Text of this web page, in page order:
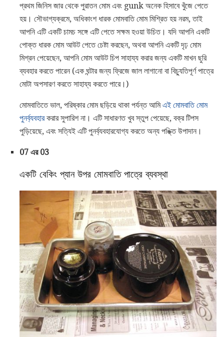
প্রথম জিনিস জার থেকে পুরাতন মোম এবং gunk অনেক হিসাবে খুঁজে পেতে
হয়। সৌভাগ্যক্রমে, অধিকাংশ ধারক মোমবাতি মোম মিশ্রিত হয় নরম, তাই
আপনি এটি একটি চামচ সঙ্গে এটি পেতে সক্ষম হওয়া উচিত। যদি আপনি একটি
পোক্ত ধারক মোম আউট পেতে চেষ্টা করছেন, অথবা আপনি একটি দৃঢ় মোম
মিশ্রন পেয়েছেন, আপনি মোম আউট চিপ সাহায্য করার জন্য একটি মাখন ছুরি
ব্যবহার করতে পারেন (এক ঘন্টার জন্য ফ্রিজে জাল লাগানো বা বিচ্যুতিপূর্ণ পাত্রে
মোটা অপসারণ করতে সাহায্য করতে পারে।)
মোমবাতিতে ভাল, পরিষ্কার মোম ছড়িয়ে থাকা পর্যন্ত আমিএই মোমবাতি মোম
পুনর্ব্যবহারকরার সুপারিশ না। এটি সাধারণত খুব স্তুপ পেয়েছে, বক্র টিপস
পুড়িয়েছে, এবং সত্যিই এটি পুনর্ব্যবহারযোগ্য করতে অন্য পঙ্ক্তি উপাদান।
07 এর 03
একটি বেকিং প্যান উপর মোমবাতি পাত্রে ব্যবস্থা